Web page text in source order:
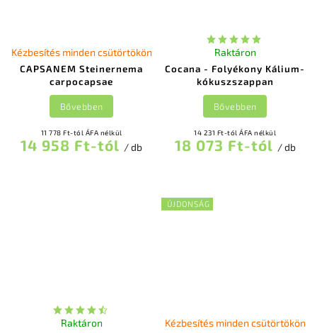
CAPSANEM Steinernema
carpocapsae
Kézbesítés minden csütörtökön
11 778 Ft-tól ÁFA nélkül
14 958 Ft-tól / db
Bővebben
Cocana - Folyékony Kálium-
kókuszszappan
Raktáron
14 231 Ft-tól ÁFA nélkül
18 073 Ft-tól / db
Bővebben
Raktáron
ÚJDONSÁG
Kézbesítés minden csütörtökön